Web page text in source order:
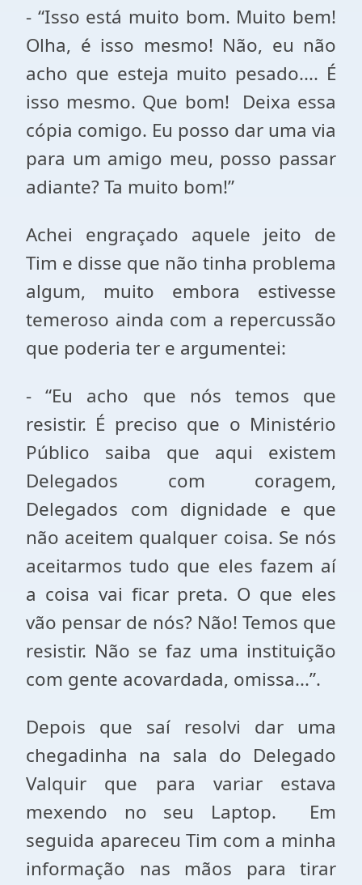
- “Isso está muito bom. Muito bem!
Olha, é isso mesmo! Não, eu não
acho que esteja muito pesado.... É
isso mesmo. Que bom! Deixa essa
cópia comigo. Eu posso dar uma via
para um amigo meu, posso passar
adiante? Ta muito bom!”
Achei engraçado aquele jeito de
Tim e disse que não tinha problema
algum, muito embora estivesse
temeroso ainda com a repercussão
que poderia ter e argumentei:
- “Eu acho que nós temos que
resistir. É preciso que o Ministério
Público saiba que aqui existem
Delegados com coragem,
Delegados com dignidade e que
não aceitem qualquer coisa. Se nós
aceitarmos tudo que eles fazem aí
a coisa vai ficar preta. O que eles
vão pensar de nós? Não! Temos que
resistir. Não se faz uma instituição
com gente acovardada, omissa...”.
Depois que saí resolvi dar uma
chegadinha na sala do Delegado
Valquir que para variar estava
mexendo no seu Laptop. Em
seguida apareceu Tim com a minha
informação nas mãos para tirar